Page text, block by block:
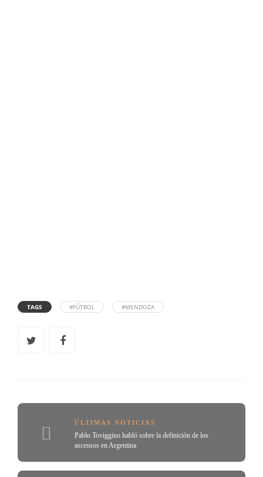
TAGS #FÚTBOL #MENDOZA
ÚLTIMAS NOTICIAS
Pablo Toviggino habló sobre la definición de los
ascensos en Argentina